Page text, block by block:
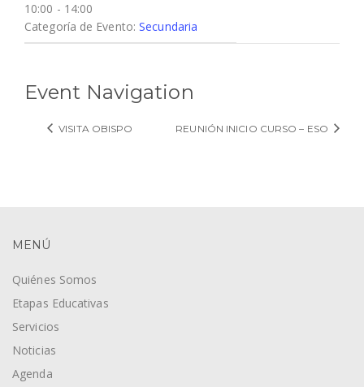
10:00 - 14:00
Categoría de Evento: Secundaria
Event Navigation
VISITA OBISPO REUNIÓN INICIO CURSO – ESO
MENÚ
Quiénes Somos
Etapas Educativas
Servicios
Noticias
Agenda